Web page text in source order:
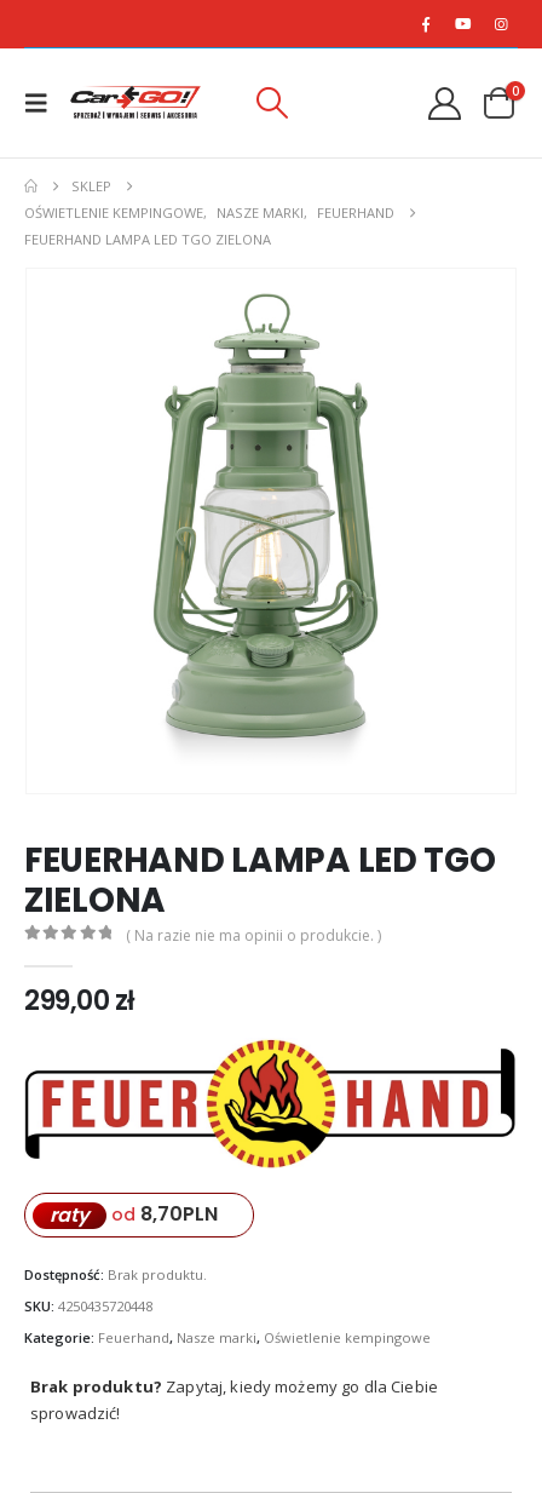
0
SKLEP
OŚWIETLENIE KEMPINGOWE, NASZE MARKI,
FEUERHAND
FEUERHAND LAMPA LED TGO ZIELONA
FEUERHAND LAMPA LED TGO
ZIELONA
( Na razie nie ma opinii o produkcie. )
299,00zł
raty od 8,70PLN
Dostępność: Brak produktu.
SKU: 4250435720448
Kategorie: Feuerhand, Nasze marki, Oświetlenie kempingowe
Brak produktu? Zapytaj, kiedy możemy go dla Ciebie
sprowadzić!